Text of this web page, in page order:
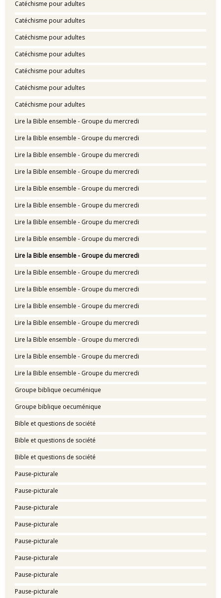
Catéchisme pour adultes
Catéchisme pour adultes
Catéchisme pour adultes
Catéchisme pour adultes
Catéchisme pour adultes
Catéchisme pour adultes
Catéchisme pour adultes
Lire la Bible ensemble - Groupe du mercredi
Lire la Bible ensemble - Groupe du mercredi
Lire la Bible ensemble - Groupe du mercredi
Lire la Bible ensemble - Groupe du mercredi
Lire la Bible ensemble - Groupe du mercredi
Lire la Bible ensemble - Groupe du mercredi
Lire la Bible ensemble - Groupe du mercredi
Lire la Bible ensemble - Groupe du mercredi
Lire la Bible ensemble - Groupe du mercredi
Lire la Bible ensemble - Groupe du mercredi
Lire la Bible ensemble - Groupe du mercredi
Lire la Bible ensemble - Groupe du mercredi
Lire la Bible ensemble - Groupe du mercredi
Lire la Bible ensemble - Groupe du mercredi
Lire la Bible ensemble - Groupe du mercredi
Lire la Bible ensemble - Groupe du mercredi
Groupe biblique oecuménique
Groupe biblique oecuménique
Bible et questions de société
Bible et questions de société
Bible et questions de société
Pause-picturale
Pause-picturale
Pause-picturale
Pause-picturale
Pause-picturale
Pause-picturale
Pause-picturale
Pause-picturale